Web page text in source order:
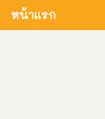
หน้าแรก